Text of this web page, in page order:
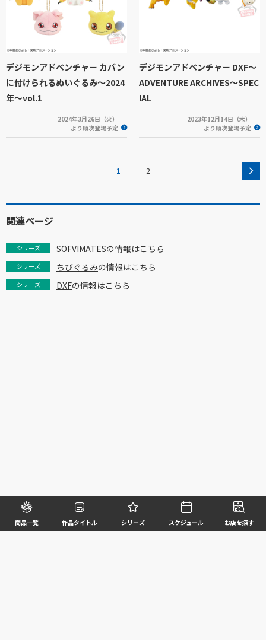
商品一覧 作品タイトル シリーズ スケジュール お店を探す
デジモンアドベンチャー カバン
に付けられるぬいぐるみ～2024
年～vol.1
2024年3月26日（火）
より順次登場予定
デジモンアドベンチャー DXF～
ADVENTURE ARCHIVES～SPEC
IAL
2023年12月14日（木）
より順次登場予定
1 2
関連ページ
シリーズ SOFVIMATESの情報はこちら
シリーズ ちびぐるみの情報はこちら
シリーズ DXFの情報はこちら